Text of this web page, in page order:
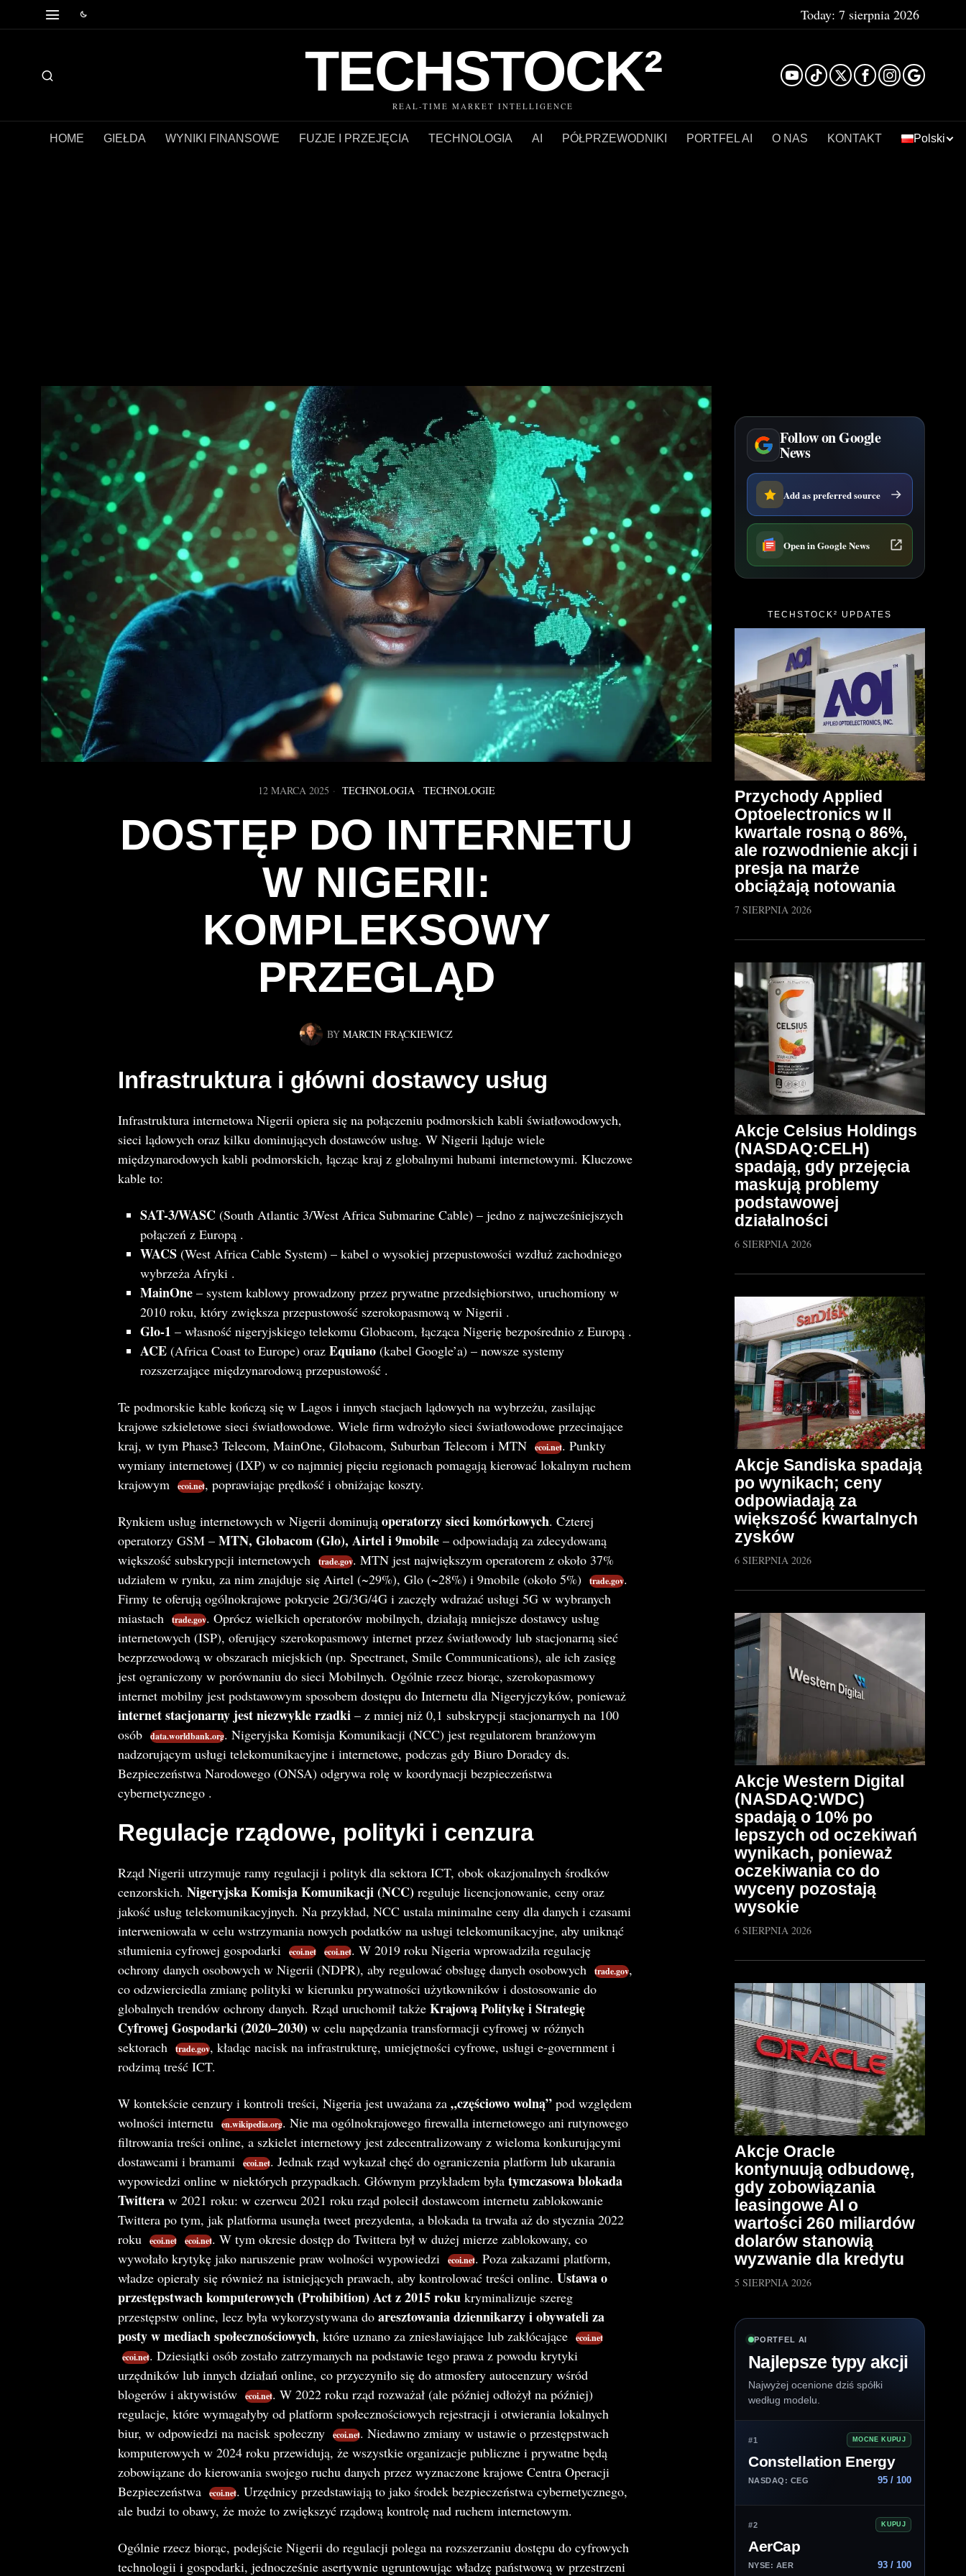
Today: 7 sierpnia 2026
TECHSTOCK²
REAL-TIME MARKET INTELLIGENCE
HOME GIEŁDA WYNIKI FINANSOWE FUZJE I PRZEJĘCIA TECHNOLOGIA AI PÓŁPRZEWODNIKI PORTFEL AI O NAS KONTAKT Polski
12 MARCA 2025 TECHNOLOGIA · TECHNOLOGIE
DOSTĘP DO INTERNETU
W NIGERII:
KOMPLEKSOWY
PRZEGLĄD
BY MARCIN FRĄCKIEWICZ
Infrastruktura i główni dostawcy usług
Infrastruktura internetowa Nigerii opiera się na połączeniu podmorskich kabli światłowodowych,
sieci lądowych oraz kilku dominujących dostawców usług. W Nigerii ląduje wiele
międzynarodowych kabli podmorskich, łącząc kraj z globalnymi hubami internetowymi. Kluczowe
kable to:
SAT-3/WASC (South Atlantic 3/West Africa Submarine Cable) – jedno z najwcześniejszych
połączeń z Europą​ .
WACS (West Africa Cable System) – kabel o wysokiej przepustowości wzdłuż zachodniego
wybrzeża Afryki​ .
MainOne – system kablowy prowadzony przez prywatne przedsiębiorstwo, uruchomiony w
2010 roku, który zwiększa przepustowość szerokopasmową w Nigerii​ .
Glo-1 – własność nigeryjskiego telekomu Globacom, łącząca Nigerię bezpośrednio z Europą​ .
ACE (Africa Coast to Europe) oraz Equiano (kabel Google’a) – nowsze systemy
rozszerzające międzynarodową przepustowość​ .
Te podmorskie kable kończą się w Lagos i innych stacjach lądowych na wybrzeżu, zasilając
krajowe szkieletowe sieci światłowodowe. Wiele firm wdrożyło sieci światłowodowe przecinające
kraj, w tym Phase3 Telecom, MainOne, Globacom, Suburban Telecom i MTN​
ecoi.net. Punkty
wymiany internetowej (IXP) w co najmniej pięciu regionach pomagają kierować lokalnym ruchem
krajowym​
ecoi.net, poprawiając prędkość i obniżając koszty.
Rynkiem usług internetowych w Nigerii dominują operatorzy sieci komórkowych. Czterej
operatorzy GSM – MTN, Globacom (Glo), Airtel i 9mobile– odpowiadają za zdecydowaną
większość subskrypcji internetowych​
trade.gov. MTN jest największym operatorem z około 37%
udziałem w rynku, za nim znajduje się Airtel (~29%), Glo (~28%) i 9mobile (około 5%)​
trade.gov.
Firmy te oferują ogólnokrajowe pokrycie 2G/3G/4G i zaczęły wdrażać usługi 5G w wybranych
miastach​
trade.gov. Oprócz wielkich operatorów mobilnych, działają mniejsze dostawcy usług
internetowych (ISP), oferujący szerokopasmowy internet przez światłowody lub stacjonarną sieć
bezprzewodową w obszarach miejskich (np. Spectranet, Smile Communications), ale ich zasięg
jest ograniczony w porównaniu do sieci Mobilnych. Ogólnie rzecz biorąc, szerokopasmowy
internet mobilny jest podstawowym sposobem dostępu do Internetu dla Nigeryjczyków, ponieważ
internet stacjonarny jest niezwykle rzadki– z mniej niż 0,1 subskrypcji stacjonarnych na 100
osób​
data.worldbank.org. Nigeryjska Komisja Komunikacji (NCC) jest regulatorem branżowym
nadzorującym usługi telekomunikacyjne i internetowe, podczas gdy Biuro Doradcy ds.
Bezpieczeństwa Narodowego (ONSA) odgrywa rolę w koordynacji bezpieczeństwa
cybernetycznego​ .
Regulacje rządowe, polityki i cenzura
Rząd Nigerii utrzymuje ramy regulacji i polityk dla sektora ICT, obok okazjonalnych środków
cenzorskich. Nigeryjska Komisja Komunikacji (NCC)reguluje licencjonowanie, ceny oraz
jakość usług telekomunikacyjnych. Na przykład, NCC ustala minimalne ceny dla danych i czasami
interweniowała w celu wstrzymania nowych podatków na usługi telekomunikacyjne, aby uniknąć
stłumienia cyfrowej gospodarki​
ecoi.net​ ecoi.net. W 2019 roku Nigeria wprowadziła regulację
ochrony danych osobowych w Nigerii (NDPR), aby regulować obsługę danych osobowych​
trade.gov,
co odzwierciedla zmianę polityki w kierunku prywatności użytkowników i dostosowanie do
globalnych trendów ochrony danych. Rząd uruchomił także Krajową Politykę i Strategię
Cyfrowej Gospodarki (2020–2030)w celu napędzania transformacji cyfrowej w różnych
sektorach​
trade.gov, kładąc nacisk na infrastrukturę, umiejętności cyfrowe, usługi e-government i
rodzimą treść ICT.
W kontekście cenzury i kontroli treści, Nigeria jest uważana za „częściowo wolną”pod względem
wolności internetu​
en.wikipedia.org. Nie ma ogólnokrajowego firewalla internetowego ani rutynowego
filtrowania treści online, a szkielet internetowy jest zdecentralizowany z wieloma konkurującymi
dostawcami i bramami​
ecoi.net. Jednak rząd wykazał chęć do ograniczenia platform lub ukarania
wypowiedzi online w niektórych przypadkach. Głównym przykładem była tymczasowa blokada
Twitteraw 2021 roku: w czerwcu 2021 roku rząd polecił dostawcom internetu zablokowanie
Twittera po tym, jak platforma usunęła tweet prezydenta, a blokada ta trwała aż do stycznia 2022
roku​
ecoi.net​ ecoi.net. W tym okresie dostęp do Twittera był w dużej mierze zablokowany, co
wywołało krytykę jako naruszenie praw wolności wypowiedzi​
ecoi.net. Poza zakazami platform,
władze opierały się również na istniejących prawach, aby kontrolować treści online. Ustawa o
przestępstwach komputerowych (Prohibition) Act z 2015 rokukryminalizuje szereg
przestępstw online, lecz była wykorzystywana do aresztowania dziennikarzy i obywateli za
posty w mediach społecznościowych, które uznano za zniesławiające lub zakłócające​
ecoi.net
ecoi.net. Dziesiątki osób zostało zatrzymanych na podstawie tego prawa z powodu krytyki
urzędników lub innych działań online, co przyczyniło się do atmosfery autocenzury wśród
blogerów i aktywistów​
ecoi.net. W 2022 roku rząd rozważał (ale później odłożył na później)
regulacje, które wymagałyby od platform społecznościowych rejestracji i otwierania lokalnych
biur, w odpowiedzi na nacisk społeczny​
ecoi.net. Niedawno zmiany w ustawie o przestępstwach
komputerowych w 2024 roku przewidują, że wszystkie organizacje publiczne i prywatne będą
zobowiązane do kierowania swojego ruchu danych przez wyznaczone krajowe Centra Operacji
Bezpieczeństwa​
ecoi.net. Urzędnicy przedstawiają to jako środek bezpieczeństwa cybernetycznego,
ale budzi to obawy, że może to zwiększyć rządową kontrolę nad ruchem internetowym.
Ogólnie rzecz biorąc, podejście Nigerii do regulacji polega na rozszerzaniu dostępu do cyfrowych
technologii i gospodarki, jednocześnie asertywnie ugruntowując władzę państwową w przestrzeni
Follow on Google
News
Add as preferred source
Open in Google News
TECHSTOCK² UPDATES
Przychody Applied
Optoelectronics w II
kwartale rosną o 86%,
ale rozwodnienie akcji i
presja na marże
obciążają notowania
7 SIERPNIA 2026
Akcje Celsius Holdings
(NASDAQ:CELH)
spadają, gdy przejęcia
maskują problemy
podstawowej
działalności
6 SIERPNIA 2026
Akcje Sandiska spadają
po wynikach; ceny
odpowiadają za
większość kwartalnych
zysków
6 SIERPNIA 2026
Akcje Western Digital
(NASDAQ:WDC)
spadają o 10% po
lepszych od oczekiwań
wynikach, ponieważ
oczekiwania co do
wyceny pozostają
wysokie
6 SIERPNIA 2026
Akcje Oracle
kontynuują odbudowę,
gdy zobowiązania
leasingowe AI o
wartości 260 miliardów
dolarów stanowią
wyzwanie dla kredytu
5 SIERPNIA 2026
PORTFEL AI
Najlepsze typy akcji
Najwyżej ocenione dziś spółki
według modelu.
#1 MOCNE KUPUJ
Constellation Energy
NASDAQ: CEG 95 / 100
#2 KUPUJ
AerCap
NYSE: AER 93 / 100